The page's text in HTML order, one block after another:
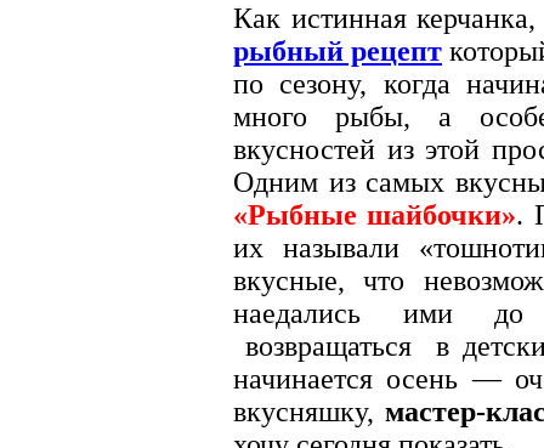
Как истинная
рыбный рецепт
по сезону, когда
много рыбы, а
вкусностей из этой
Одним из самых
«Рыбные шайбочки».
их называли
вкусные, что
наедались ими
возвращаться в
начинается осень —
вкусняшку, мастер-